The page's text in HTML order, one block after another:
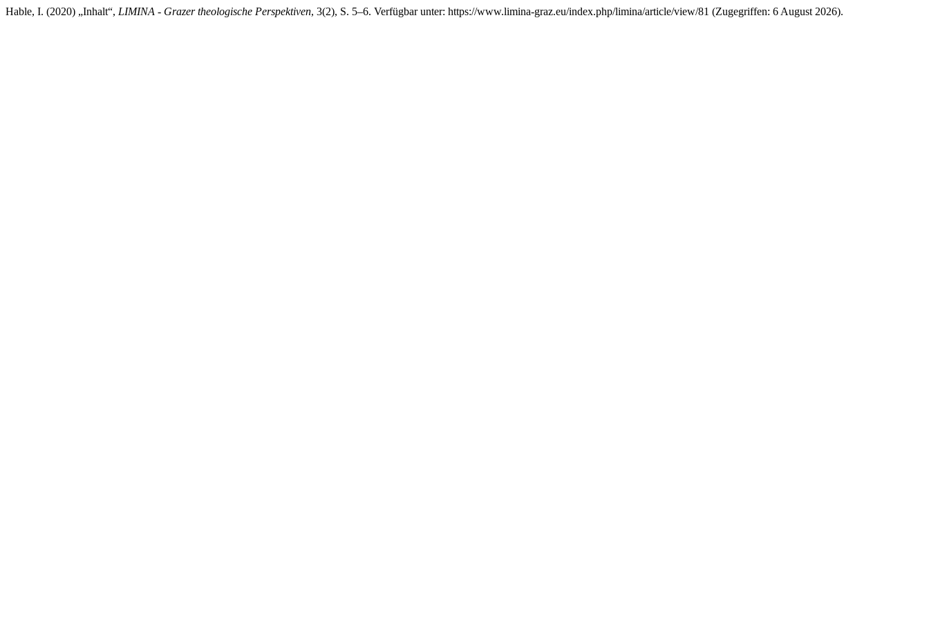
Hable, I. (2020) „Inhalt“, LIMINA - Grazer theologische Perspektiven, 3(2), S. 5–6. Verfügbar unter: https://www.limina-graz.eu/index.php/limina/article/view/81 (Zugegriffen: 6 August 2026).